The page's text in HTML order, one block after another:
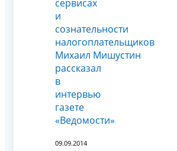
сервисах
и
сознательности
налогоплательщиков
Михаил Мишустин
рассказал
в
интервью
газете
«Ведомости»
09.09.2014